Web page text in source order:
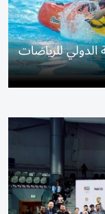
الدولي للرياضات